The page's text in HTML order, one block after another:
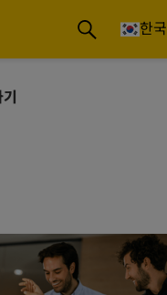
사이트 | DHL Discover 한국
한국